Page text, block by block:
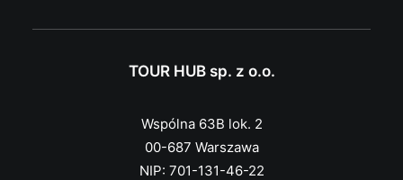
TOUR HUB sp. z o.o.
Wspólna 63B lok. 2
00-687 Warszawa
NIP: 701-131-46-22